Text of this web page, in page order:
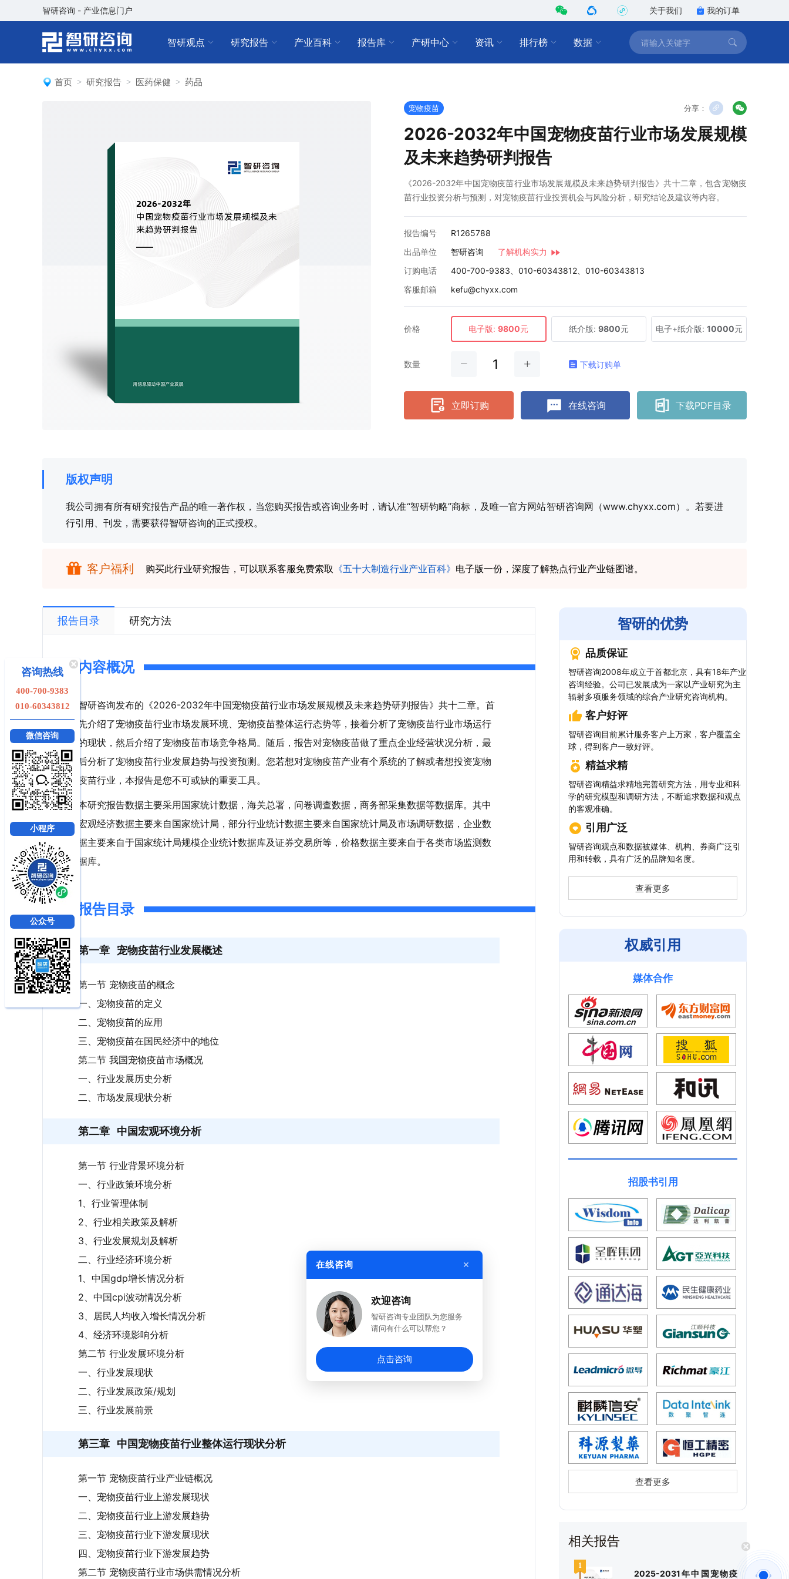
智研咨询 - 产业信息门户 关于我们 我的订单
智研观点 研究报告 产业百科 报告库 产研中心 资讯 排行榜 数据
首页 研究报告 医药保健 药品
宠物疫苗 分享：
2026-2032年中国宠物疫苗行业市场发展规模
及未来趋势研判报告
《2026-2032年中国宠物疫苗行业市场发展规模及未来趋势研判报告》共十二章，包含宠物疫
苗行业投资分析与预测，对宠物疫苗行业投资机会与风险分析，研究结论及建议等内容。
报告编号
R1265788
出品单位
智研咨询
了解机构实力
订购电话
400-700-9383、010-60343812、010-60343813
客服邮箱
kefu@chyxx.com
价格 电子版: 9800元 纸介版: 9800元 电子+纸介版: 10000元
数量 下载订购单
立即订购 在线咨询 下载PDF目录
版权声明
我公司拥有所有研究报告产品的唯一著作权，当您购买报告或咨询业务时，请认准“智研钧略”商标，及唯一官方网站智研咨询网（www.chyxx.com）。若要进
行引用、刊发，需要获得智研咨询的正式授权。
客户福利 购买此行业研究报告，可以联系客服免费索取 《五十大制造行业产业百科》 电子版一份，深度了解热点行业产业链图谱。
报告目录 研究方法
内容概况
智研咨询发布的《2026-2032年中国宠物疫苗行业市场发展规模及未来趋势研判报告》共十二章。首
先介绍了宠物疫苗行业市场发展环境、宠物疫苗整体运行态势等，接着分析了宠物疫苗行业市场运行
的现状，然后介绍了宠物疫苗市场竞争格局。随后，报告对宠物疫苗做了重点企业经营状况分析，最
后分析了宠物疫苗行业发展趋势与投资预测。您若想对宠物疫苗产业有个系统的了解或者想投资宠物
疫苗行业，本报告是您不可或缺的重要工具。
本研究报告数据主要采用国家统计数据，海关总署，问卷调查数据，商务部采集数据等数据库。其中
宏观经济数据主要来自国家统计局，部分行业统计数据主要来自国家统计局及市场调研数据，企业数
据主要来自于国家统计局规模企业统计数据库及证券交易所等，价格数据主要来自于各类市场监测数
据库。
报告目录
第一章 宠物疫苗行业发展概述
第一节 宠物疫苗的概念
一、宠物疫苗的定义
二、宠物疫苗的应用
三、宠物疫苗在国民经济中的地位
第二节 我国宠物疫苗市场概况
一、行业发展历史分析
二、市场发展现状分析
第二章 中国宏观环境分析
第一节 行业背景环境分析
一、行业政策环境分析
1、行业管理体制
2、行业相关政策及解析
3、行业发展规划及解析
二、行业经济环境分析
1、中国gdp增长情况分析
2、中国cpi波动情况分析
3、居民人均收入增长情况分析
4、经济环境影响分析
第二节 行业发展环境分析
一、行业发展现状
二、行业发展政策/规划
三、行业发展前景
第三章 中国宠物疫苗行业整体运行现状分析
第一节 宠物疫苗行业产业链概况
一、宠物疫苗行业上游发展现状
二、宠物疫苗行业上游发展趋势
三、宠物疫苗行业下游发展现状
四、宠物疫苗行业下游发展趋势
第二节 宠物疫苗行业市场供需情况分析
智研的优势
品质保证
智研咨询2008年成立于首都北京，具有18年产业
咨询经验。公司已发展成为一家以产业研究为主
辐射多项服务领域的综合产业研究咨询机构。
客户好评
智研咨询目前累计服务客户上万家，客户覆盖全
球，得到客户一致好评。
精益求精
智研咨询精益求精地完善研究方法，用专业和科
学的研究模型和调研方法，不断追求数据和观点
的客观准确。
引用广泛
智研咨询观点和数据被媒体、机构、券商广泛引
用和转载，具有广泛的品牌知名度。
查看更多
权威引用
媒体合作
招股书引用
查看更多
相关报告
2025-2031年中国宠物疫
在线咨询 ×
欢迎咨询
智研咨询专业团队为您服务
请问有什么可以帮您？
点击咨询
咨询热线
400-700-9383
010-60343812
微信咨询
小程序
公众号